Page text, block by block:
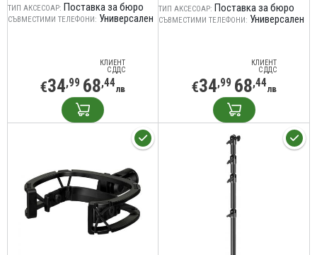
ТИП АКСЕСОАР: Поставка за бюро
СЪВМЕСТИМИ ТЕЛЕФОНИ: Универсален
КЛИЕНТ
С ДДС
€34,99 68,44лв
ТИП АКСЕСОАР: Поставка за бюро
СЪВМЕСТИМИ ТЕЛЕФОНИ: Универсален
КЛИЕНТ
С ДДС
€34,99 68,44лв